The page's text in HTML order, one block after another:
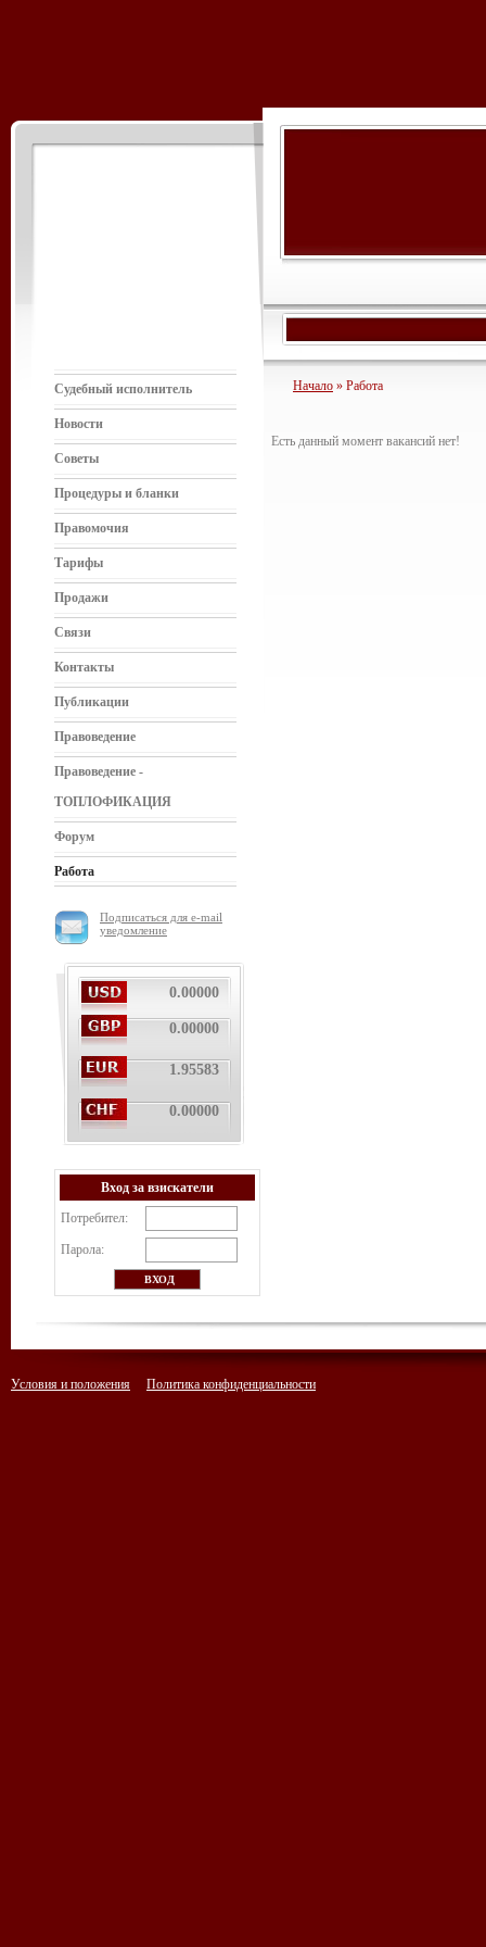
Судебный исполнитель
Новости
Советы
Процедуры и бланки
Правомочия
Тарифы
Продажи
Связи
Контакты
Публикации
Правоведение
Правоведение -
ТОПЛОФИКАЦИЯ
Форум
Работа
Подписаться для e-mail
уведомление
0.00000
0.00000
1.95583
0.00000
Вход за взискатели
Потребител:
Парола:
Начало » Работа
Есть данный момент вакансий нет!
Условия и положения Политика конфиденциальности